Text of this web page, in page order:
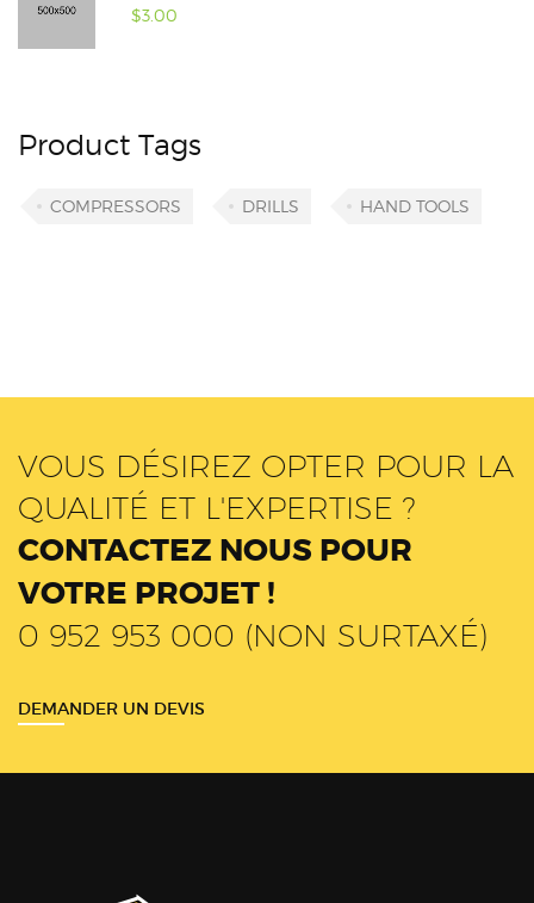
$3.00
Product Tags
COMPRESSORS DRILLS HAND TOOLS
VOUS DÉSIREZ OPTER POUR LA
QUALITÉ ET L'EXPERTISE ?
CONTACTEZ NOUS POUR
VOTRE PROJET !
0 952 953 000 (NON SURTAXÉ)
DEMANDER UN DEVIS